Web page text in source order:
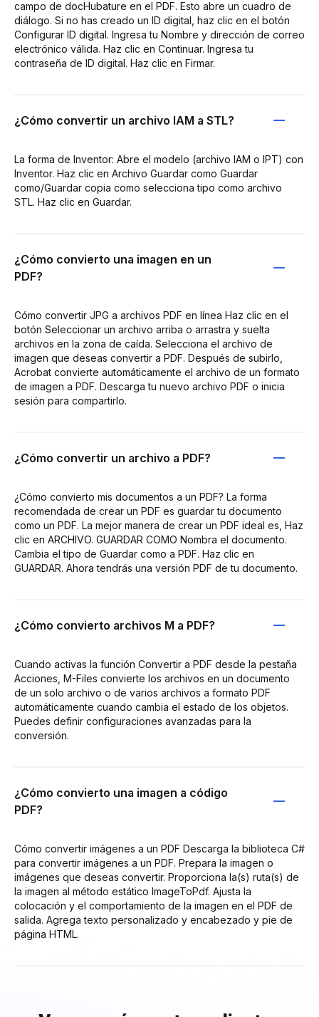
campo de docHubature en el PDF. Esto abre un cuadro de
diálogo. Si no has creado un ID digital, haz clic en el botón
Configurar ID digital. Ingresa tu Nombre y dirección de correo
electrónico válida. Haz clic en Continuar. Ingresa tu
contraseña de ID digital. Haz clic en Firmar.
¿Cómo convertir un archivo IAM a STL?
La forma de Inventor: Abre el modelo (archivo IAM o IPT) con
Inventor. Haz clic en Archivo Guardar como Guardar
como/Guardar copia como selecciona tipo como archivo
STL. Haz clic en Guardar.
¿Cómo convierto una imagen en un
PDF?
Cómo convertir JPG a archivos PDF en línea Haz clic en el
botón Seleccionar un archivo arriba o arrastra y suelta
archivos en la zona de caída. Selecciona el archivo de
imagen que deseas convertir a PDF. Después de subirlo,
Acrobat convierte automáticamente el archivo de un formato
de imagen a PDF. Descarga tu nuevo archivo PDF o inicia
sesión para compartirlo.
¿Cómo convertir un archivo a PDF?
¿Cómo convierto mis documentos a un PDF? La forma
recomendada de crear un PDF es guardar tu documento
como un PDF. La mejor manera de crear un PDF ideal es, Haz
clic en ARCHIVO. GUARDAR COMO Nombra el documento.
Cambia el tipo de Guardar como a PDF. Haz clic en
GUARDAR. Ahora tendrás una versión PDF de tu documento.
¿Cómo convierto archivos M a PDF?
Cuando activas la función Convertir a PDF desde la pestaña
Acciones, M-Files convierte los archivos en un documento
de un solo archivo o de varios archivos a formato PDF
automáticamente cuando cambia el estado de los objetos.
Puedes definir configuraciones avanzadas para la
conversión.
¿Cómo convierto una imagen a código
PDF?
Cómo convertir imágenes a un PDF Descarga la biblioteca C#
para convertir imágenes a un PDF. Prepara la imagen o
imágenes que deseas convertir. Proporciona la(s) ruta(s) de
la imagen al método estático ImageToPdf. Ajusta la
colocación y el comportamiento de la imagen en el PDF de
salida. Agrega texto personalizado y encabezado y pie de
página HTML.